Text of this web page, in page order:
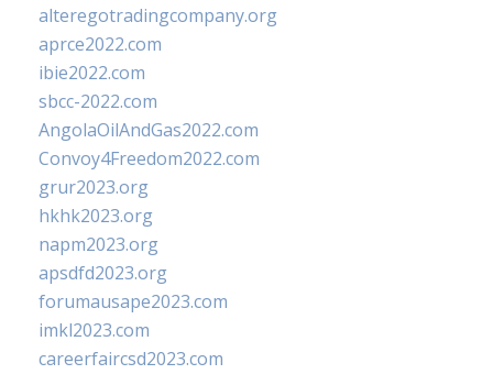
alteregotradingcompany.org
aprce2022.com
ibie2022.com
sbcc-2022.com
AngolaOilAndGas2022.com
Convoy4Freedom2022.com
grur2023.org
hkhk2023.org
napm2023.org
apsdfd2023.org
forumausape2023.com
imkl2023.com
careerfaircsd2023.com